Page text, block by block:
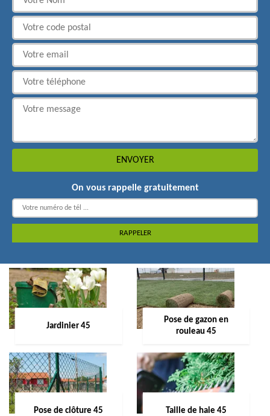
On vous rappelle gratuitement
Jardinier 45
Pose de gazon en
rouleau 45
Pose de clôture 45 Taille de haie 45